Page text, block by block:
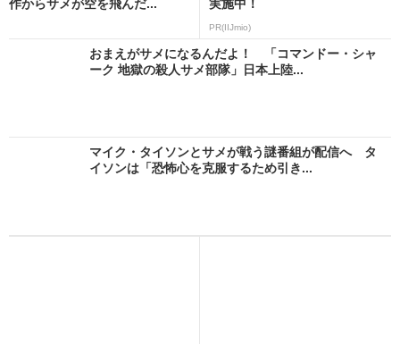
作からサメが空を飛んだ...
実施中！
PR(IIJmio)
おまえがサメになるんだよ！ 「コマンドー・シャ
ーク 地獄の殺人サメ部隊」日本上陸...
マイク・タイソンとサメが戦う謎番組が配信へ タ
イソンは「恐怖心を克服するため引き...